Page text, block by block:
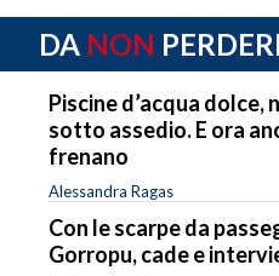
DA NON
Piscine d’acqua dolce,
sotto assedio. E ora
frenano
Alessandra Ragas
Con le scarpe da
Gorropu, cade e